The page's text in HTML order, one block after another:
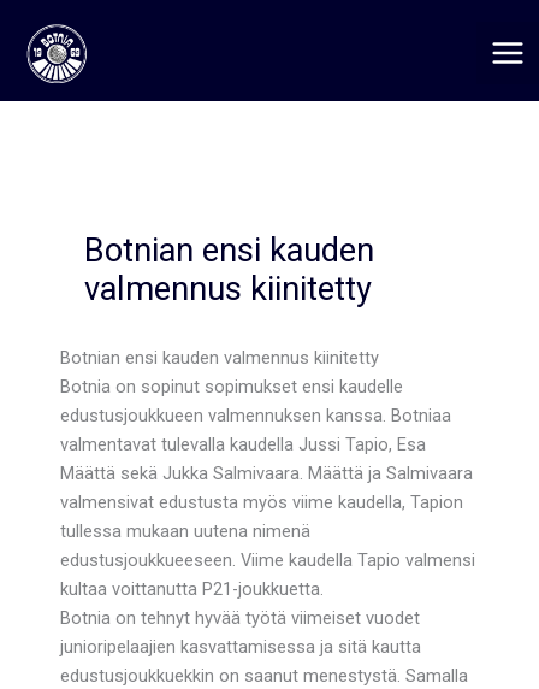
sisältöön
Botnian ensi kauden
valmennus kiinitetty
Botnian ensi kauden valmennus kiinitetty
Botnia on sopinut sopimukset ensi kaudelle
edustusjoukkueen valmennuksen kanssa. Botniaa
valmentavat tulevalla kaudella Jussi Tapio, Esa
Määttä sekä Jukka Salmivaara. Määttä ja Salmivaara
valmensivat edustusta myös viime kaudella, Tapion
tullessa mukaan uutena nimenä
edustusjoukkueeseen. Viime kaudella Tapio valmensi
kultaa voittanutta P21-joukkuetta.
Botnia on tehnyt hyvää työtä viimeiset vuodet
junioripelaajien kasvattamisessa ja sitä kautta
edustusjoukkuekkin on saanut menestystä. Samalla